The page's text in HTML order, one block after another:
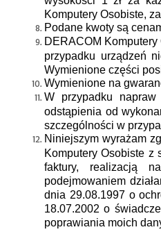
Komputery Osobiste,
Podane kwoty są
DERACOM
przypadku urządzeń
Wymienione części
Wymienione na
W przypadku napraw
odstąpienia od
szczególności w
Niniejszym wyrażam
Komputery Osobiste
faktury, realizacją
podejmowaniem
dnia 29.08.1997 o
18.07.2002 o
poprawiania moich